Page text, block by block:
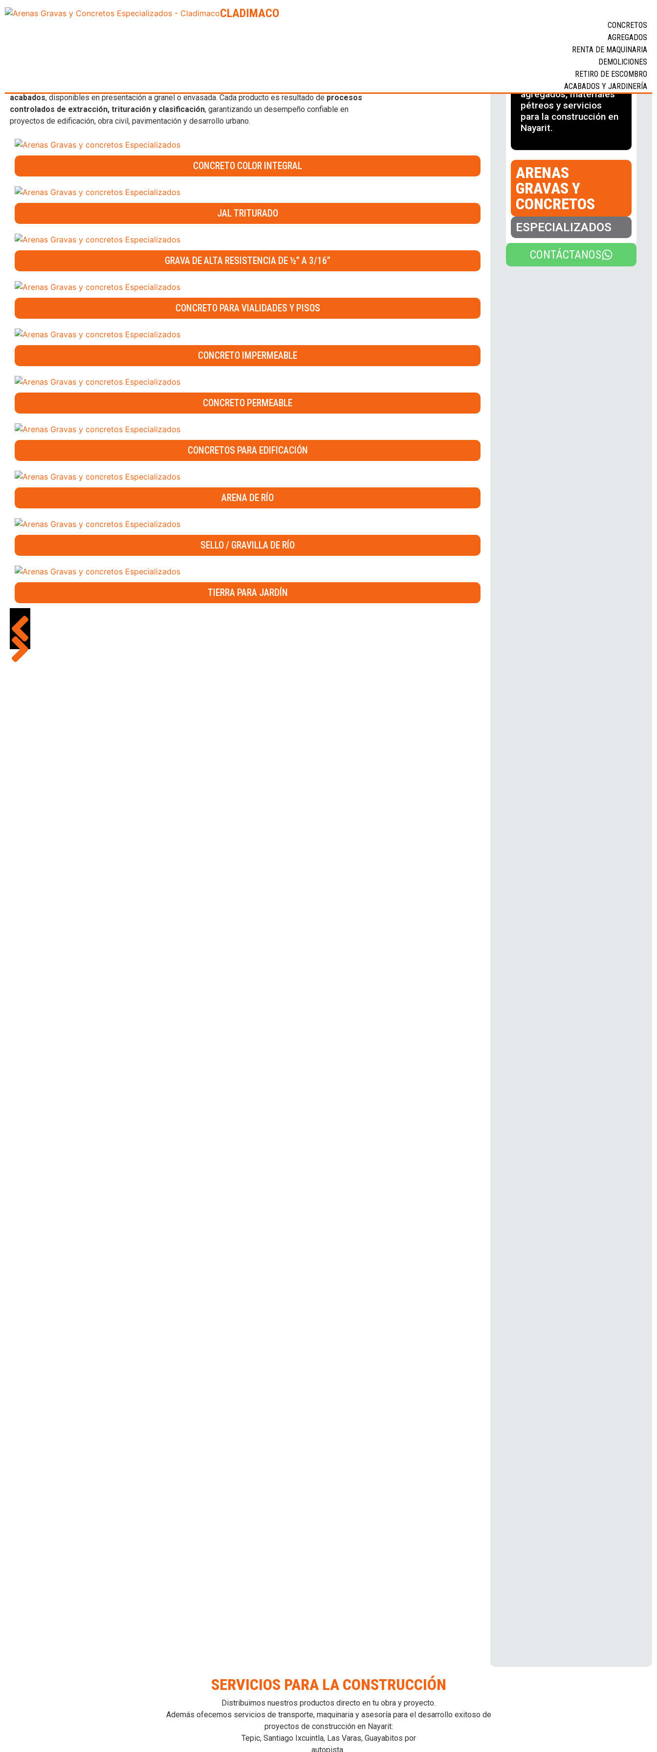
CLADIMACO
CONCRETOS
AGREGADOS
RENTA DE MAQUINARIA
DEMOLICIONES
RETIRO DE ESCOMBRO
ACABADOS Y JARDINERÍA
acabados, disponibles en presentación a granel o envasada. Cada producto es resultado de procesos
controlados de extracción, trituración y clasificación, garantizando un desempeño confiable en
proyectos de edificación, obra civil, pavimentación y desarrollo urbano.
CONCRETO COLOR INTEGRAL
JAL TRITURADO
GRAVA DE ALTA RESISTENCIA DE ½” A 3/16”
CONCRETO PARA VIALIDADES Y PISOS
CONCRETO IMPERMEABLE
CONCRETO PERMEABLE
CONCRETOS PARA EDIFICACIÓN
ARENA DE RÍO
SELLO / GRAVILLA DE RÍO
TIERRA PARA JARDÍN
calidad en concretos
premezclados,
agregados, materiales
pétreos y servicios
para la construcción en
Nayarit.
ARENAS
GRAVAS Y
CONCRETOS
ESPECIALIZADOS
CONTÁCTANOS
SERVICIOS PARA LA CONSTRUCCIÓN
Distribuimos nuestros productos directo en tu obra y proyecto.
Además ofecemos servicios de transporte, maquinaria y asesoría para el desarrollo exitoso de
proyectos de construcción en Nayarit:
Tepic, Santiago Ixcuintla, Las Varas, Guayabitos por
autopista..